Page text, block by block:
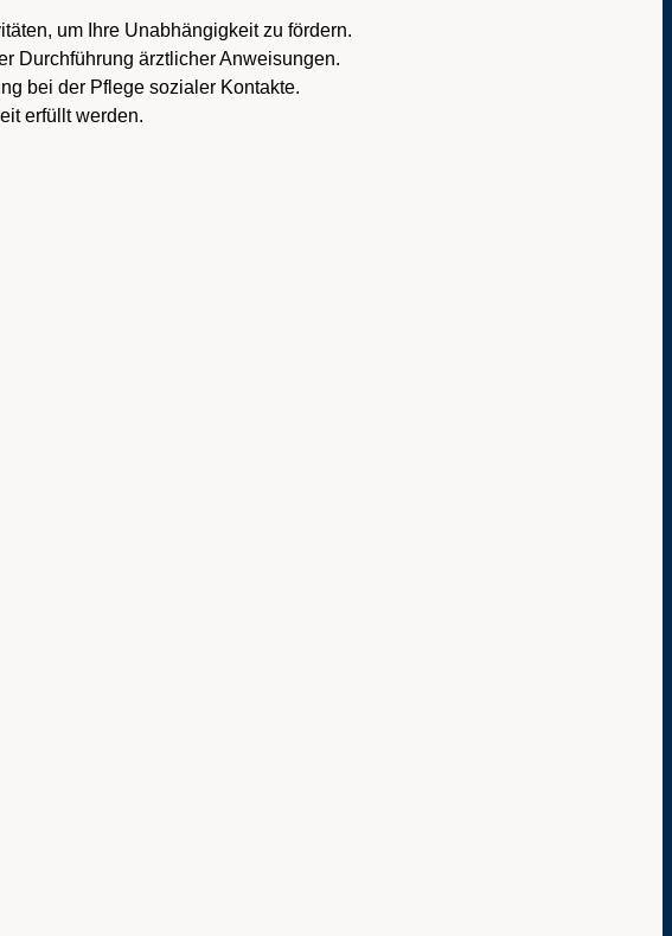
um Ihre Unabhängigkeit zu fördern.
Durchführung ärztlicher Anweisungen.
bei der Pflege sozialer Kontakte.
erfüllt werden.